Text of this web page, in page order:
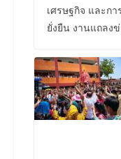
เศรษฐกิจ และกา
ยั่งยืน งานแถลง